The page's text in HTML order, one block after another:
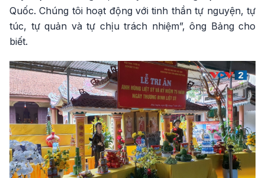
Quốc. Chúng tôi hoạt động với tinh thần tự nguyện, tự
túc, tự quản và tự chịu trách nhiệm”, ông Bảng cho
biết.